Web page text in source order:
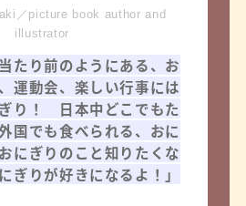
／picture book author and
illustrator
たり前のようにある、お
運動会、楽しい行事には
り！ 日本中どこでもた
国でも食べられる、おに
にぎりのこと知りたくな
りが好きになるよ！」